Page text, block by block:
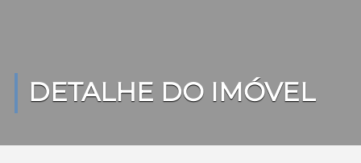
DETALHE DO IMÓVEL